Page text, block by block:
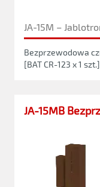
JA-15M –
Bezprzewodowa
[BAT CR-123 x 1 szt.]
JA-15MB